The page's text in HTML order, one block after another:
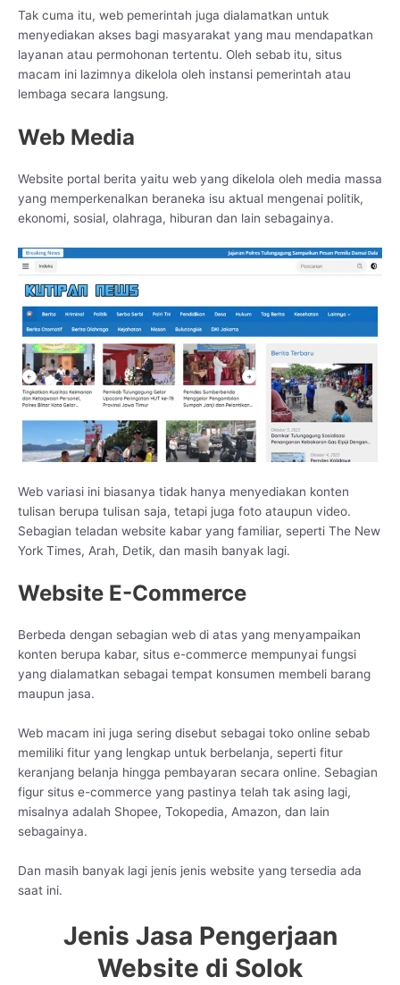
Tak cuma itu, web pemerintah juga dialamatkan untuk
menyediakan akses bagi masyarakat yang mau mendapatkan
layanan atau permohonan tertentu. Oleh sebab itu, situs
macam ini lazimnya dikelola oleh instansi pemerintah atau
lembaga secara langsung.
Web Media
Website portal berita yaitu web yang dikelola oleh media massa
yang memperkenalkan beraneka isu aktual mengenai politik,
ekonomi, sosial, olahraga, hiburan dan lain sebagainya.
Web variasi ini biasanya tidak hanya menyediakan konten
tulisan berupa tulisan saja, tetapi juga foto ataupun video.
Sebagian teladan website kabar yang familiar, seperti The New
York Times, Arah, Detik, dan masih banyak lagi.
Website E-Commerce
Berbeda dengan sebagian web di atas yang menyampaikan
konten berupa kabar, situs e-commerce mempunyai fungsi
yang dialamatkan sebagai tempat konsumen membeli barang
maupun jasa.
Web macam ini juga sering disebut sebagai toko online sebab
memiliki fitur yang lengkap untuk berbelanja, seperti fitur
keranjang belanja hingga pembayaran secara online. Sebagian
figur situs e-commerce yang pastinya telah tak asing lagi,
misalnya adalah Shopee, Tokopedia, Amazon, dan lain
sebagainya.
Dan masih banyak lagi jenis jenis website yang tersedia ada
saat ini.
Jenis Jasa Pengerjaan
Website di Solok